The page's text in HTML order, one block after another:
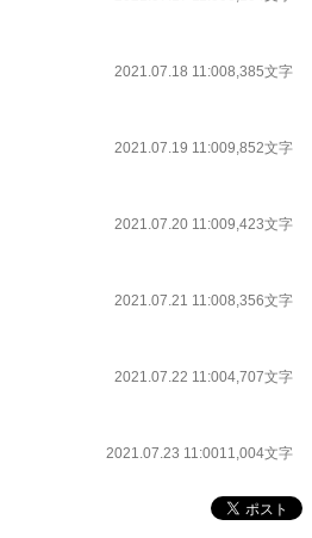
2021.07.18 11:008,385文字
2021.07.19 11:009,852文字
2021.07.20 11:009,423文字
2021.07.21 11:008,356文字
2021.07.22 11:004,707文字
2021.07.23 11:0011,004文字